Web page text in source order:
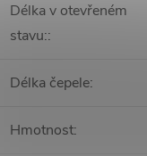
Délka v otevřeném
stavu::
Délka čepele:
Hmotnost: